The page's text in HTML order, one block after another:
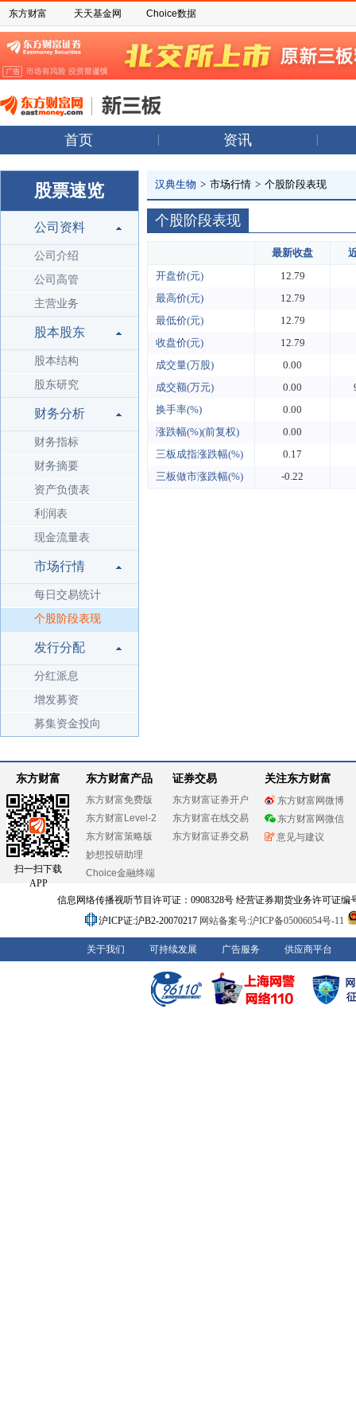
东方财富 天天基金网 Choice数据
首页 资讯
股票速览
公司资料
公司介绍
公司高管
主营业务
股本股东
股本结构
股东研究
财务分析
财务指标
财务摘要
资产负债表
利润表
现金流量表
市场行情
每日交易统计
个股阶段表现
发行分配
分红派息
增发募资
募集资金投向
汉典生物 > 市场行情 > 个股阶段表现
个股阶段表现
最新收盘
开盘价(元)
12.79
最高价(元)
12.79
最低价(元)
12.79
收盘价(元)
12.79
成交量(万股)
0.00
成交额(万元)
0.00
换手率(%)
0.00
涨跌幅(%)(前复权)
0.00
三板成指涨跌幅(%)
0.17
三板做市涨跌幅(%)
-0.22
东方财富
扫一扫下载
APP
东方财富产品
东方财富免费版
东方财富Level-2
东方财富策略版
妙想投研助理
Choice金融终端
证券交易
东方财富证券开户
东方财富在线交易
东方财富证券交易
关注东方财富
东方财富网微博
东方财富网微信
意见与建议
信息网络传播视听节目许可证：0908328号 经营证券期货业务许可证编
沪ICP证:沪B2-20070217 网站备案号:沪ICP备05006054号-11
关于我们 可持续发展 广告服务 供应商平台